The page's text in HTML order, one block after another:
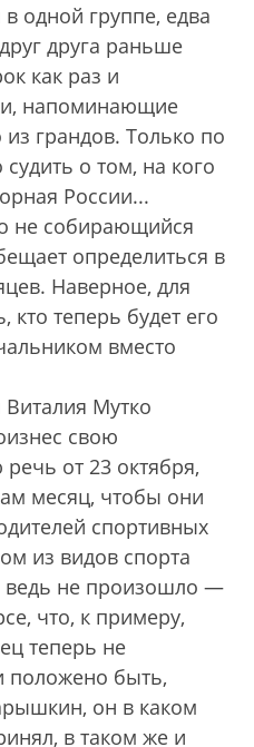
одной группе, едва
друга раньше
как раз и
напоминающие
грандов. Только по
о том, на кого
России...
не собирающийся
определиться в
Наверное, для
кто теперь будет его
вместо
Мутко
свою
от 23 октября,
месяц, чтобы они
спортивных
из видов спорта
ведь не произошло —
что, к примеру,
теперь не
положено быть,
он в каком
в таком же и